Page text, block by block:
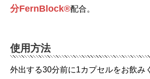
分FernBlock®配合。
使用方法
外出する30分前に1カプセルをお飲み